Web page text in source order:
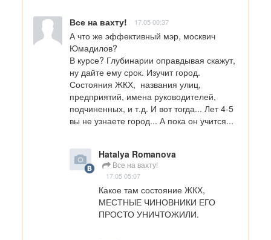
Все на вахту! 17.05 00:37
А что же эффективный мэр, москвич
Юмадилов?
В курсе? Глубинарии оправдывая скажут,
ну дайте ему срок. Изучит город.
Состояния ЖКХ,  названия улиц,
предприятий, имена руководителей,
подчиненных, и т.д. И вот тогда... Лет 4-5
вы не узнаете город... А пока он учится...
Hatalya Romanova
Все на вахту!
17.05 05:07
Какое там состояние ЖКХ,
МЕСТНЫЕ ЧИНОВНИКИ ЕГО
ПРОСТО УНИЧТОЖИЛИ.